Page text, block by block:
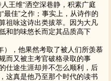
王维“洒空深巷静，积素广庭
最佳”之作；事实上，从诗作的
祖咏这诗出类拔萃。因为大凡
和韵味悠长而定其品质高下
，他果然考取了被人们所羡慕
而又被主考官破格录取的事
仕途生涯却并不怎么顺利，后
这真是他乃至那个时代的读书